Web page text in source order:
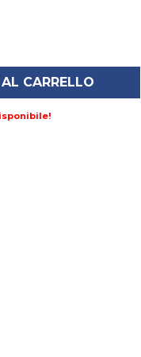
CARRELLO